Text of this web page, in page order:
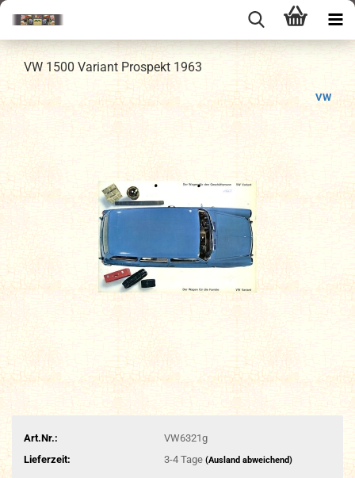
VW 1500 Variant Prospekt 1963
VW
Art.Nr.:
VW6321g
Lieferzeit:
3-4 Tage (Ausland abweichend)